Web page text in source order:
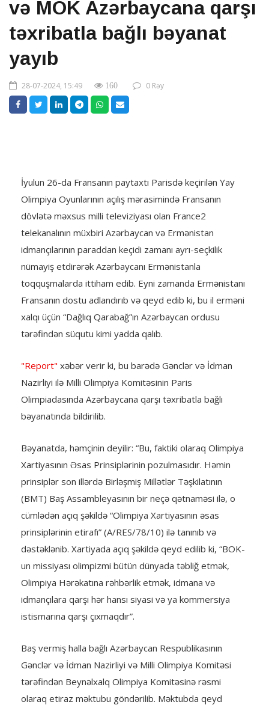
və MOK Azərbaycana qarşı
təxribatla bağlı bəyanat
yayıb
28-07-2024, 15:49 160 0 Rəy
İyulun 26-da Fransanın paytaxtı Parisdə keçirilən Yay
Olimpiya Oyunlarının açılış mərasimində Fransanın
dövlətə məxsus milli televiziyası olan France2
telekanalının müxbiri Azərbaycan və Ermənistan
idmançılarının paraddan keçidi zamanı ayrı-seçkilik
nümayiş etdirərək Azərbaycanı Ermənistanla
toqquşmalarda ittiham edib. Eyni zamanda Ermənistanı
Fransanın dostu adlandırıb və qeyd edib ki, bu il erməni
xalqı üçün “Dağlıq Qarabağ”ın Azərbaycan ordusu
tərəfindən süqutu kimi yadda qalıb.
"Report" xəbər verir ki, bu barədə Gənclər və İdman
Nazirliyi ilə Milli Olimpiya Komitəsinin Paris
Olimpiadasında Azərbaycana qarşı təxribatla bağlı
bəyanatında bildirilib.
Bəyanatda, həmçinin deyilir: “Bu, faktiki olaraq Olimpiya
Xartiyasının Əsas Prinsiplərinin pozulmasıdır. Həmin
prinsiplər son illərdə Birləşmiş Millətlər Təşkilatının
(BMT) Baş Assambleyasının bir neçə qətnaməsi ilə, o
cümlədən açıq şəkildə “Olimpiya Xartiyasının əsas
prinsiplərinin etirafı” (A/RES/78/10) ilə tanınıb və
dəstəklənib. Xartiyada açıq şəkildə qeyd edilib ki, “BOK-
un missiyası olimpizmi bütün dünyada təbliğ etmək,
Olimpiya Hərəkatına rəhbərlik etmək, idmana və
idmançılara qarşı hər hansı siyasi və ya kommersiya
istismarına qarşı çıxmaqdır”.
Baş vermiş halla bağlı Azərbaycan Respublikasının
Gənclər və İdman Nazirliyi və Milli Olimpiya Komitəsi
tərəfindən Beynəlxalq Olimpiya Komitəsinə rəsmi
olaraq etiraz məktubu göndərilib. Məktubda qeyd